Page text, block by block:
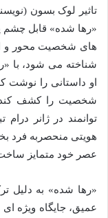
تاثیر لوک بسون
«رها شده» قابل
های شخصیت محور و
شناخته می شود، با
او داستانی را نوشت
شخصیت را کشف کند و
توانمند در ژانر
هویتی منحصربه فرد
عصر خود متمایز
«رها شده» به دلیل
عمیق، جایگاه ویژه